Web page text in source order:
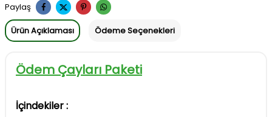
Paylaş
Ürün Açıklaması Ödeme Seçenekleri
Ödem Çayları Paketi
İçindekiler :